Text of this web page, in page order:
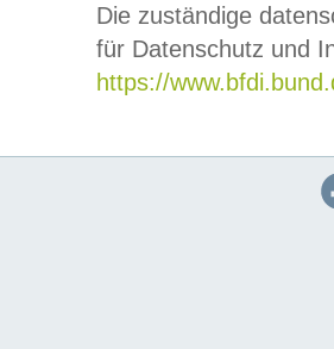
Die zuständige
für Datenschutz und
https://